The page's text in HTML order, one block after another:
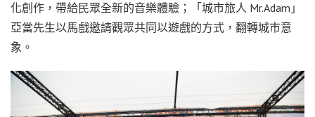
化創作，帶給民眾全新的音樂體驗；「城市旅人 Mr.Adam」
亞當先生以馬戲邀請觀眾共同以遊戲的方式，翻轉城市意
象。